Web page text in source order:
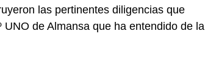
las pertinentes diligencias que
de Almansa que ha entendido de la